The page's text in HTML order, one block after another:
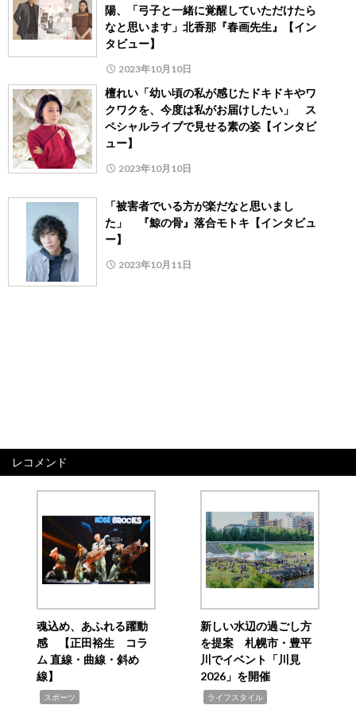
陽、「弓子と一緒に覚醒していただけたら
なと思います」北香那『春画先生』【イン
タビュー】
2023年10月10日
檀れい「幼い頃の私が感じたドキドキやワ
クワクを、今度は私がお届けしたい」 ス
ペシャルライブで見せる素の姿【インタビ
ュー】
2023年10月10日
「被害者でいる方が楽だなと思いまし
た」 『鯨の骨』落合モトキ【インタビュ
ー】
2023年10月11日
レコメンド
魂込め、あふれる躍動
感 【正田裕生 コラ
ム 直線・曲線・斜め
線】
スポーツ
新しい水辺の過ごし方
を提案 札幌市・豊平
川でイベント「川見
2026」を開催
ライフスタイル